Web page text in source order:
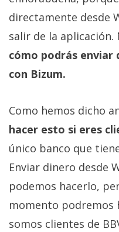
+
Más
temas
Sorteos
Foros
Contacto
/
Sobre
nosotros
/
Publicidad
directamente desde
salir de la
cómo podrás enviar
con Bizum.
Como hemos dicho
hacer esto si eres
único banco que
Enviar dinero desde
podemos hacerlo,
momento podremos
somos clientes de